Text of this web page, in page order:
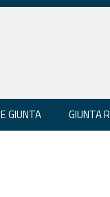
GIUNTA GIUNTA